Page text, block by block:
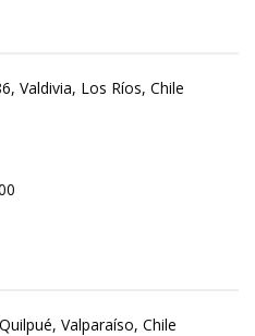
Valdivia, Los Ríos, Chile
Valparaíso, Chile